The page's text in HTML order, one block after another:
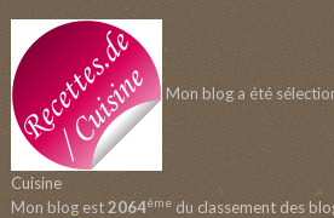
Mon blog a été
Cuisine
Mon blog est2064èmedu classement des